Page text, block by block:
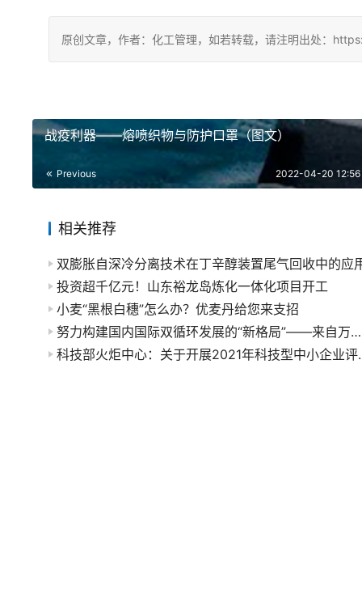
原创文章，作者：化工管理，如若转载，请注明出处：
战疫利器——熔喷织物与防护口罩（图文）
Previous 2022-04-20 12:56
相关推荐
双膨胀自深冷分离技术在丁辛醇装置尾气回收中的应
投资超千亿元！山东裕龙岛炼化一体化项目开工
小麦“黑根白穗”怎么办？优麦丹给您来支招
努力构建国内国际双循环发展的“新格局”——来自万华化学公司的调研报告
科技部火炬中